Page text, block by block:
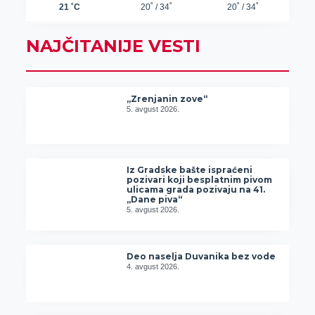
NAJČITANIJE VESTI
„Zrenjanin zove“
5. avgust 2026.
Iz Gradske bašte ispraćeni
pozivari koji besplatnim pivom
ulicama grada pozivaju na 41.
„Dane piva“
5. avgust 2026.
Deo naselja Duvanika bez vode
4. avgust 2026.